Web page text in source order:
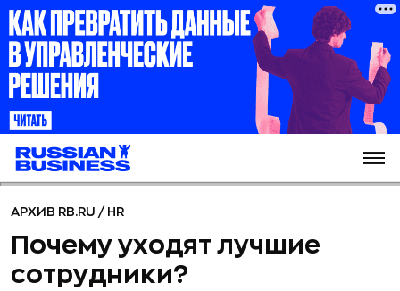
АРХИВ RB.RU / HR
Почему уходят лучшие
сотрудники?